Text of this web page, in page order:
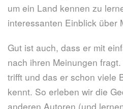
um ein Land kennen zu
interessanten Einblick über
Gut ist auch, dass er mit
nach ihren Meinungen
trifft und das er schon viele
kennt. So erleben wir die
anderen Autoren (und